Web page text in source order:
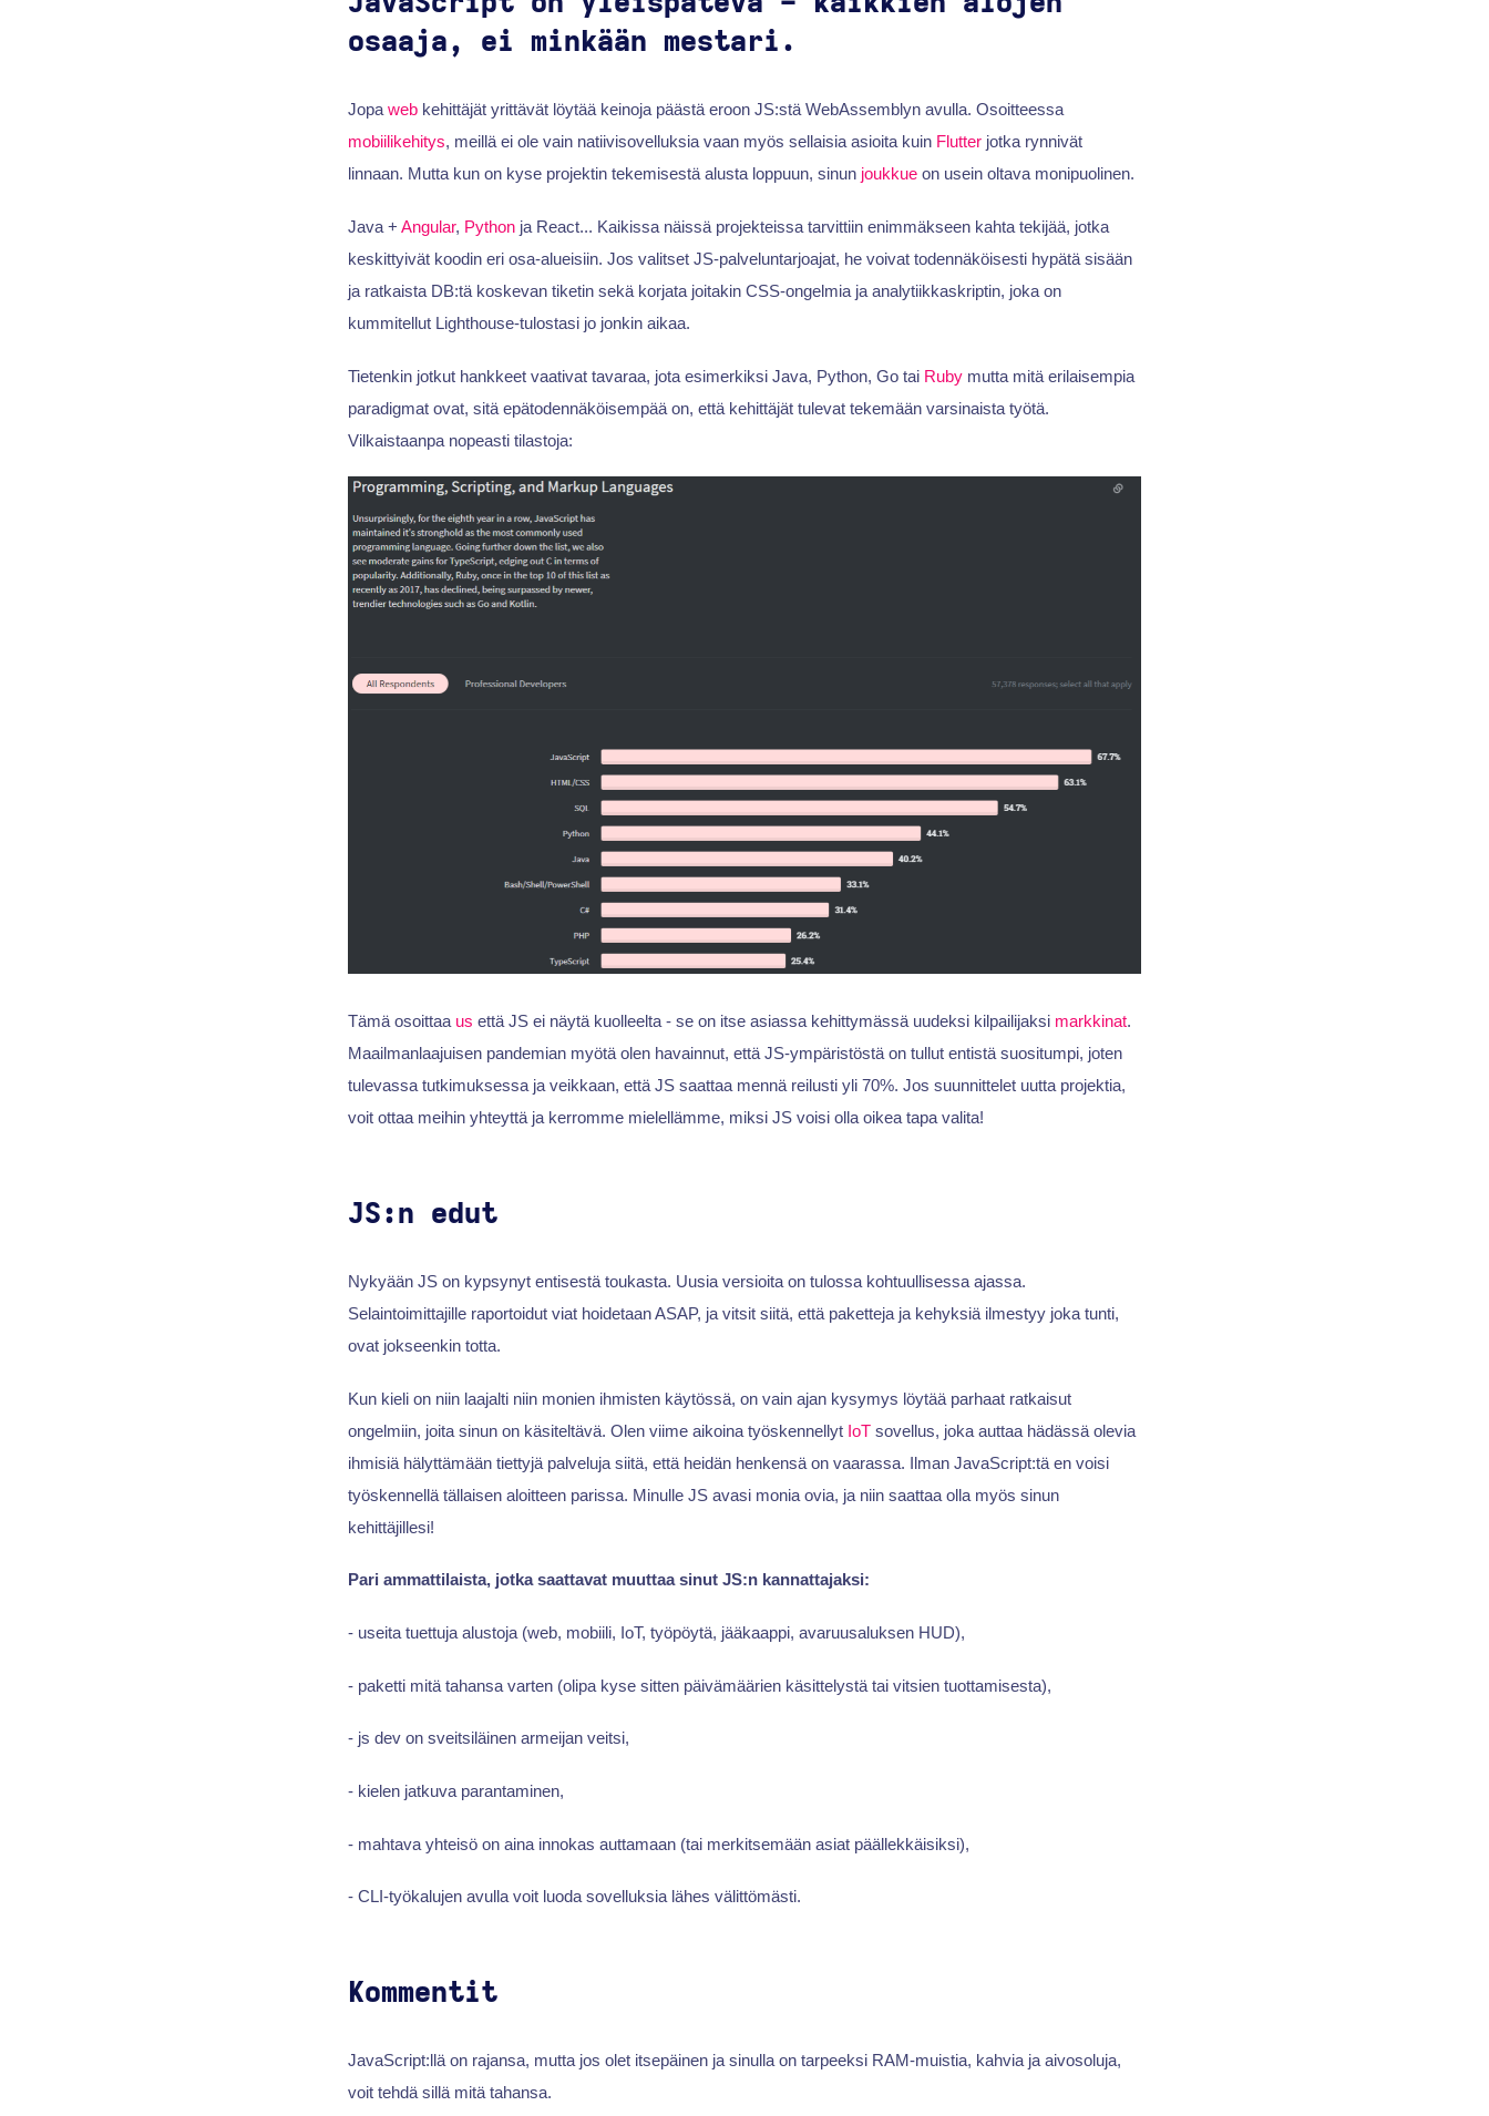
osaaja, ei minkään mestari.
Jopa webkehittäjät yrittävät löytää keinoja päästä eroon JS:stä WebAssemblyn avulla. Osoitteessa
mobiilikehitys, meillä ei ole vain natiivisovelluksia vaan myös sellaisia asioita kuin Flutterjotka rynnivät
linnaan. Mutta kun on kyse projektin tekemisestä alusta loppuun, sinun joukkueon usein oltava monipuolinen.
Java + Angular, Pythonja React... Kaikissa näissä projekteissa tarvittiin enimmäkseen kahta tekijää, jotka
keskittyivät koodin eri osa-alueisiin. Jos valitset JS-palveluntarjoajat, he voivat todennäköisesti hypätä sisään
ja ratkaista DB:tä koskevan tiketin sekä korjata joitakin CSS-ongelmia ja analytiikkaskriptin, joka on
kummitellut Lighthouse-tulostasi jo jonkin aikaa.
Tietenkin jotkut hankkeet vaativat tavaraa, jota esimerkiksi Java, Python, Go tai Rubymutta mitä erilaisempia
paradigmat ovat, sitä epätodennäköisempää on, että kehittäjät tulevat tekemään varsinaista työtä.
Vilkaistaanpa nopeasti tilastoja:
Tämä osoittaa us että JS ei näytä kuolleelta - se on itse asiassa kehittymässä uudeksi kilpailijaksi markkinat.
Maailmanlaajuisen pandemian myötä olen havainnut, että JS-ympäristöstä on tullut entistä suositumpi, joten
tulevassa tutkimuksessa ja veikkaan, että JS saattaa mennä reilusti yli 70%. Jos suunnittelet uutta projektia,
voit ottaa meihin yhteyttä ja kerromme mielellämme, miksi JS voisi olla oikea tapa valita!
JS:n edut
Nykyään JS on kypsynyt entisestä toukasta. Uusia versioita on tulossa kohtuullisessa ajassa.
Selaintoimittajille raportoidut viat hoidetaan ASAP, ja vitsit siitä, että paketteja ja kehyksiä ilmestyy joka tunti,
ovat jokseenkin totta.
Kun kieli on niin laajalti niin monien ihmisten käytössä, on vain ajan kysymys löytää parhaat ratkaisut
ongelmiin, joita sinun on käsiteltävä. Olen viime aikoina työskennellyt IoTsovellus, joka auttaa hädässä olevia
ihmisiä hälyttämään tiettyjä palveluja siitä, että heidän henkensä on vaarassa. Ilman JavaScript:tä en voisi
työskennellä tällaisen aloitteen parissa. Minulle JS avasi monia ovia, ja niin saattaa olla myös sinun
kehittäjillesi!
Pari ammattilaista, jotka saattavat muuttaa sinut JS:n kannattajaksi:
- useita tuettuja alustoja (web, mobiili, IoT, työpöytä, jääkaappi, avaruusaluksen HUD),
- paketti mitä tahansa varten (olipa kyse sitten päivämäärien käsittelystä tai vitsien tuottamisesta),
- js dev on sveitsiläinen armeijan veitsi,
- kielen jatkuva parantaminen,
- mahtava yhteisö on aina innokas auttamaan (tai merkitsemään asiat päällekkäisiksi),
- CLI-työkalujen avulla voit luoda sovelluksia lähes välittömästi.
Kommentit
JavaScript:llä on rajansa, mutta jos olet itsepäinen ja sinulla on tarpeeksi RAM-muistia, kahvia ja aivosoluja,
voit tehdä sillä mitä tahansa.